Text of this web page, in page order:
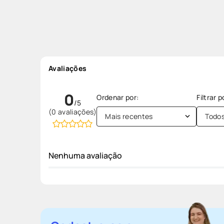
Avaliações
0
(0 avaliações) Mais recentes
Nenhuma avaliação